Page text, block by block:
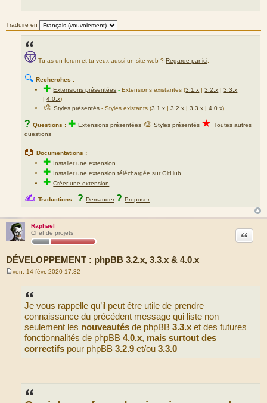
Traduire en
Tu as un forum et tu veux aussi un site web ? Regarde par ici.
🔍 Recherches :
✚Extensions présentées - Extensions existantes (3.1.x |3.2.x |3.3.x
|4.0.x)
🎨Styles présentés - Styles existants (3.1.x |3.2.x |3.3.x |4.0.x)
? Questions : ✚ Extensions présentées 🎨 Styles présentés ★ Toutes autres
questions
📖 Documentations :
✚ Installer une extension
✚ Installer une extension téléchargée sur GitHub
✚Créer une extension
✍ Traductions : ? Demander ? Proposer
Raphaël
Chef de projets
DÉVELOPPEMENT : phpBB 3.2.x, 3.3.x & 4.0.x
Citation
ven. 14 févr. 2020 17:32
Je vous rappelle qu’il peut être utile de prendre
connaissance du précédent message qui liste non
seulement les nouveautés de phpBB 3.3.x et des futures
fonctionnalités de phpBB 4.0.x, mais surtout des
correctifs pour phpBB 3.2.9 et/ou 3.3.0